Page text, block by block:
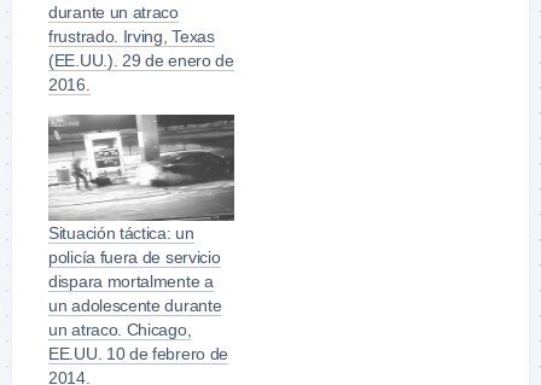
durante un atraco
frustrado. Irving, Texas
(EE.UU.). 29 de enero de
2016.
Situación táctica: un
policía fuera de servicio
dispara mortalmente a
un adolescente durante
un atraco. Chicago,
EE.UU. 10 de febrero de
2014.